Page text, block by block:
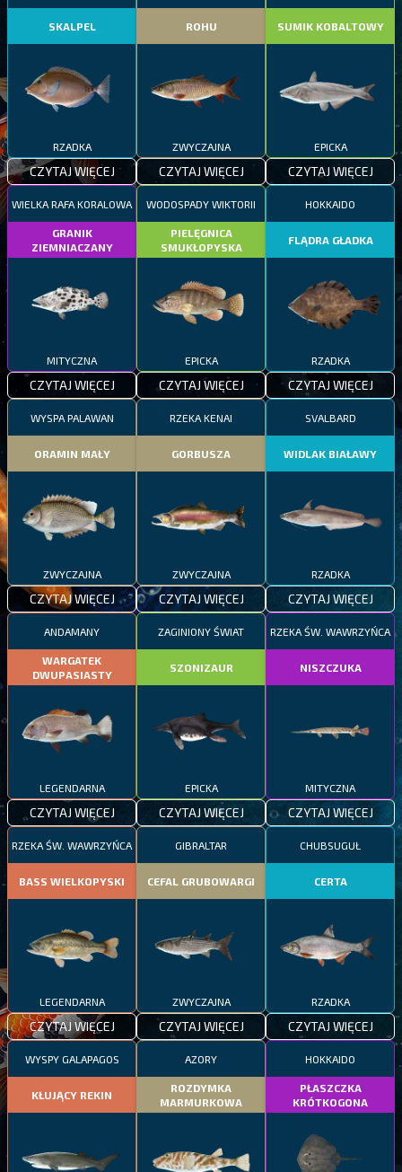
SKALPEL
RZADKA
CZYTAJ WIĘCEJ
ROHU
ZWYCZAJNA
CZYTAJ WIĘCEJ
SUMIK KOBALTOWY
EPICKA
CZYTAJ WIĘCEJ
WIELKA RAFA KORALOWA
GRANIK
ZIEMNIACZANY
MITYCZNA
CZYTAJ WIĘCEJ
WODOSPADY WIKTORII
PIELĘGNICA
SMUKŁOPYSKA
EPICKA
CZYTAJ WIĘCEJ
HOKKAIDO
FLĄDRA GŁADKA
RZADKA
CZYTAJ WIĘCEJ
WYSPA PALAWAN
ORAMIN MAŁY
ZWYCZAJNA
CZYTAJ WIĘCEJ
RZEKA KENAI
GORBUSZA
ZWYCZAJNA
CZYTAJ WIĘCEJ
SVALBARD
WIDLAK BIAŁAWY
RZADKA
CZYTAJ WIĘCEJ
ANDAMANY
WARGATEK
DWUPASIASTY
LEGENDARNA
CZYTAJ WIĘCEJ
ZAGINIONY ŚWIAT
SZONIZAUR
EPICKA
CZYTAJ WIĘCEJ
RZEKA ŚW. WAWRZYŃCA
NISZCZUKA
MITYCZNA
CZYTAJ WIĘCEJ
RZEKA ŚW. WAWRZYŃCA
BASS WIELKOPYSKI
LEGENDARNA
CZYTAJ WIĘCEJ
GIBRALTAR
CEFAL GRUBOWARGI
ZWYCZAJNA
CZYTAJ WIĘCEJ
CHUBSUGUŁ
CERTA
RZADKA
CZYTAJ WIĘCEJ
WYSPY GALAPAGOS
KŁUJĄCY REKIN
AZORY
ROZDYMKA
MARMURKOWA
HOKKAIDO
PŁASZCZKA
KRÓTKOGONA